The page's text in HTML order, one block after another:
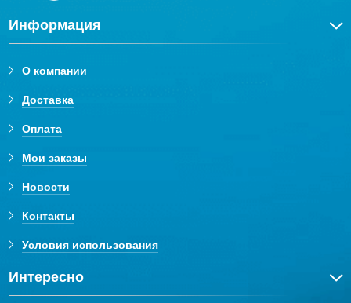
Информация
О компании
Доставка
Оплата
Мои заказы
Новости
Контакты
Условия использования
Интересно